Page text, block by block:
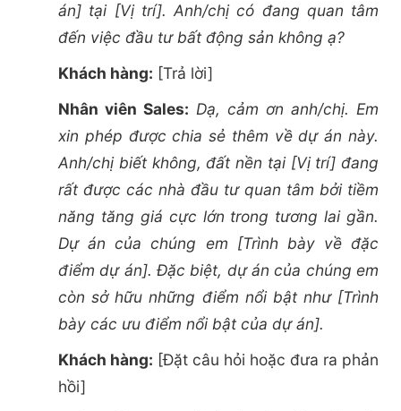
án] tại [Vị trí]. Anh/chị có đang quan tâm
đến việc đầu tư bất động sản không ạ?
Khách hàng: [Trả lời]
Nhân viên Sales: Dạ, cảm ơn anh/chị. Em
xin phép được chia sẻ thêm về dự án này.
Anh/chị biết không, đất nền tại [Vị trí] đang
rất được các nhà đầu tư quan tâm bởi tiềm
năng tăng giá cực lớn trong tương lai gần.
Dự án của chúng em [Trình bày về đặc
điểm dự án]. Đặc biệt, dự án của chúng em
còn sở hữu những điểm nổi bật như [Trình
bày các ưu điểm nổi bật của dự án].
Khách hàng: [Đặt câu hỏi hoặc đưa ra phản
hồi]